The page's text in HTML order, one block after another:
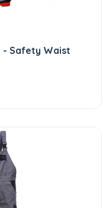
- Safety Waist